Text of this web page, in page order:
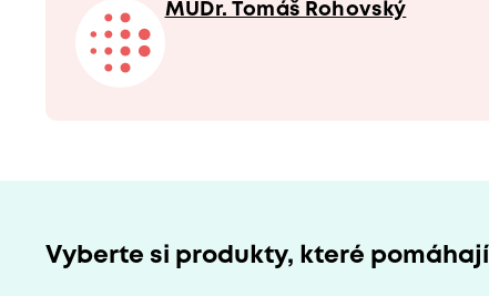
MUDr. Tomáš Rohovský
Vyberte si produkty, které pomáhají